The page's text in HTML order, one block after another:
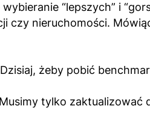
wybieranie “lepszych” i
czy nieruchomości.
żeby pobić
tylko